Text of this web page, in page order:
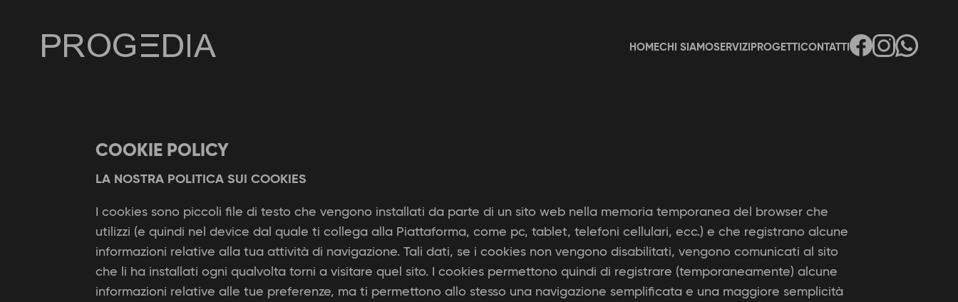
HOMECHI SIAMOSERVIZI PROGETTI CONTATTI
COOKIE POLICY
LA NOSTRA POLITICA SUI COOKIES
I cookies sono piccoli file di testo che vengono installati da parte di un sito web nella memoria temporanea del browser che
utilizzi (e quindi nel device dal quale ti collega alla Piattaforma, come pc, tablet, telefoni cellulari, ecc.) e che registrano alcune
informazioni relative alla tua attività di navigazione. Tali dati, se i cookies non vengono disabilitati, vengono comunicati al sito
che li ha installati ogni qualvolta torni a visitare quel sito. I cookies permettono quindi di registrare (temporaneamente) alcune
informazioni relative alle tue preferenze, ma ti permettono allo stesso una navigazione semplificata e una maggiore semplicità